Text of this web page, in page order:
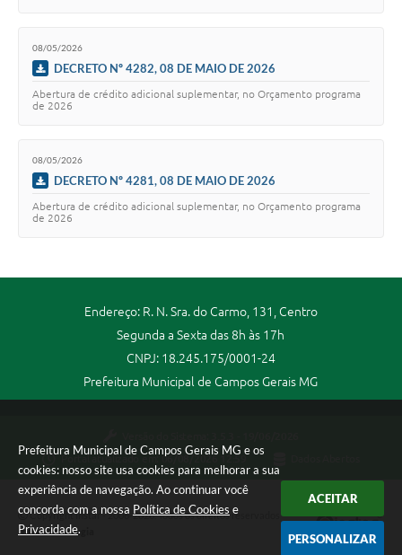
Prefeitura Municipal de Campos Gerais MG e os
cookies: nosso site usa cookies para melhorar a sua
experiência de navegação. Ao continuar você
concorda com a nossa Política de Cookies e
Privacidade.
ACEITAR
PERSONALIZAR
08/05/2026
DECRETO Nº 4282, 08 DE MAIO DE 2026
Abertura de crédito adicional suplementar, no Orçamento programa
de 2026
08/05/2026
DECRETO Nº 4281, 08 DE MAIO DE 2026
Abertura de crédito adicional suplementar, no Orçamento programa
de 2026
Endereço: R. N. Sra. do Carmo, 131, Centro
Segunda a Sexta das 8h às 17h
CNPJ: 18.245.175/0001-24
Prefeitura Municipal de Campos Gerais MG
Portal atualizado em:
06/08/2026 12:59
Copyright Instar - 2006-2026. Todos os direitos reservados -
Instar Tecnologia